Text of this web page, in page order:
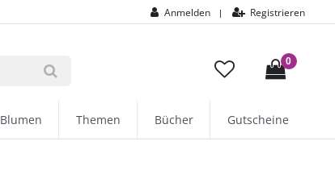
Anmelden | Registrieren
0
Blumen Themen Bücher Gutscheine